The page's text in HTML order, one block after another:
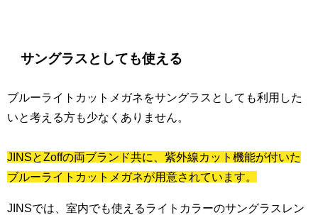
サングラスとしても使える
ブルーライトカットメガネをサングラスとしても利用した
いと考える方も少なくありません。
JINSとZoffの両ブランド共に、紫外線カット機能が付いた
ブルーライトカットメガネが用意されています。
JINSでは、室内でも使えるライトカラーのサングラスレン